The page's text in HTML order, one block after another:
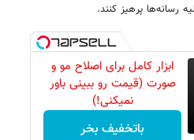
رسانه‌ها پرهیز کنند.
ابزار کامل برای اصلاح مو و
صورت (قیمت رو ببینی باور
نمیکنی!)
باتخفیف بخر